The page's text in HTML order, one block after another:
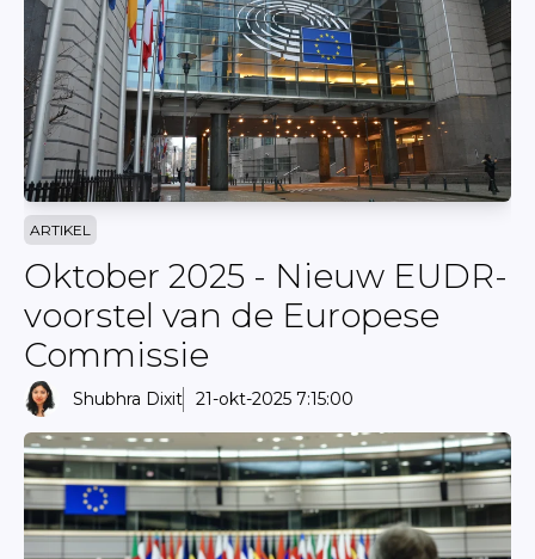
ARTIKEL
Oktober 2025 - Nieuw EUDR-
voorstel van de Europese
Commissie
Shubhra Dixit 21-okt-2025 7:15:00